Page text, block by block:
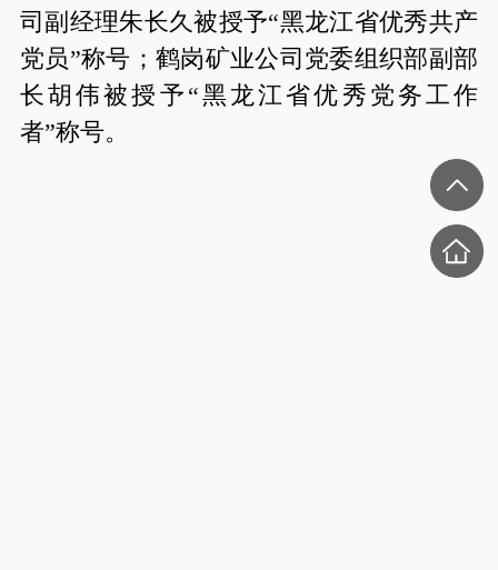
司副经理朱长久被授予“黑龙江省优秀共产
党员”称号；鹤岗矿业公司党委组织部副部
长胡伟被授予“黑龙江省优秀党务工作
者”称号。